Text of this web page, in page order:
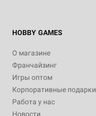
HOBBY GAMES
О магазине
Франчайзинг
Игры оптом
Корпоративные подарки
Работа у нас
Новости